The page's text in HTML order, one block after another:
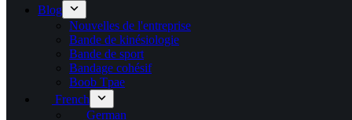
Blog
Nouvelles de l'entreprise
Bande de kinésiologie
Bande de sport
Bandage cohésif
Boob Tpae
French
German